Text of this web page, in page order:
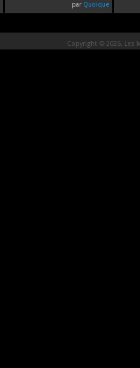
par Quoique
Copyright © 2026, Les